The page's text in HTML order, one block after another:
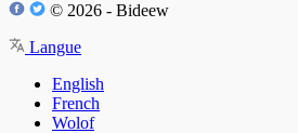
© 2026 - Bideew
Langue
English
French
Wolof